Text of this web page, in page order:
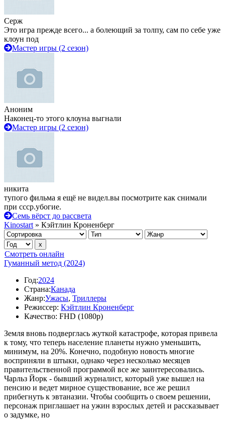
Серж
Это игра прежде всего... а болеющий за толпу, сам по себе уже
клоун под
Мастер игры (2 сезон)
Аноним
Наконец-то этого клоуна выгнали
Мастер игры (2 сезон)
никита
тупого фильма я ещё не видел.вы посмотрите как снимали
при ссср.убогие.
Семь вёрст до рассвета
Kinostart » Кэйтлин Кроненберг
Смотреть онлайн
Гуманный метод (2024)
Год:2024
Страна:Канада
Жанр:Ужасы, Триллеры
Режиссер: Кэйтлин Кроненберг
Качество: FHD (1080p)
Земля вновь подверглась жуткой катастрофе, которая привела
к тому, что теперь население планеты нужно уменьшить,
минимум, на 20%. Конечно, подобную новость многие
восприняли в штыки, однако через несколько месяцев
правительственной программой все же заинтересовались.
Чарльз Йорк - бывший журналист, который уже вышел на
пенсию и ведет мирное существование, все же решил
прибегнуть к эвтаназии. Чтобы сообщить о своем решении,
персонаж приглашает на ужин взрослых детей и рассказывает
о задумке, но